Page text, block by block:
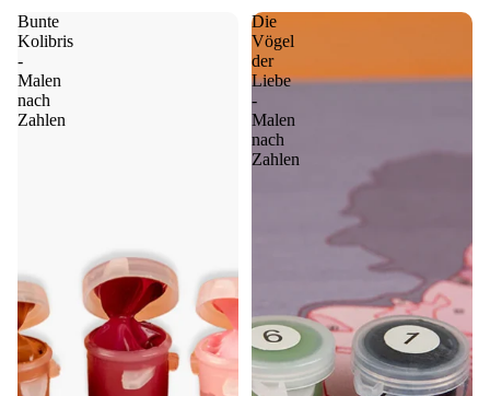
Bunte
Kolibris
-
Malen
nach
Zahlen
Die
Vögel
der
Liebe
-
Malen
nach
Zahlen